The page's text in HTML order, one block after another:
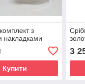
з
накладками
Купити
3